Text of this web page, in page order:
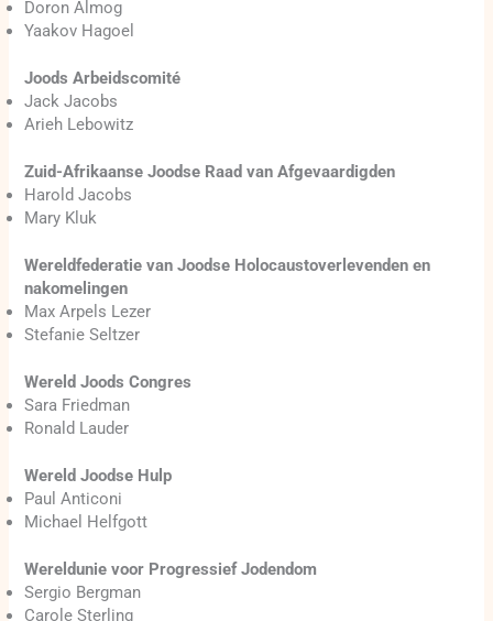
Doron Almog
Yaakov Hagoel
Joods Arbeidscomité
Jack Jacobs
Arieh Lebowitz
Zuid-Afrikaanse Joodse Raad van Afgevaardigden
Harold Jacobs
Mary Kluk
Wereldfederatie van Joodse Holocaustoverlevenden en
nakomelingen
Max Arpels Lezer
Stefanie Seltzer
Wereld Joods Congres
Sara Friedman
Ronald Lauder
Wereld Joodse Hulp
Paul Anticoni
Michael Helfgott
Wereldunie voor Progressief Jodendom
Sergio Bergman
Carole Sterling